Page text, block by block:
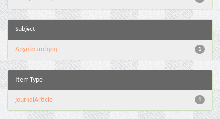
Subject
1
Αρχαία ποίηση
Item Type
1
journalArticle